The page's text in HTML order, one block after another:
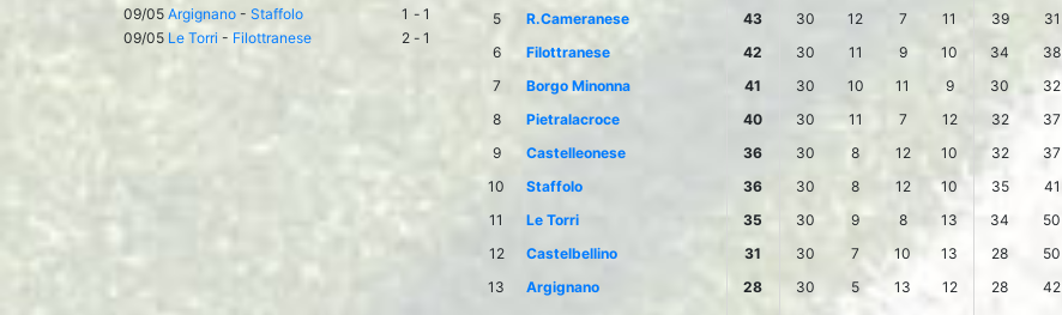
09/05 Argignano - Staffolo 1 - 1
09/05 Le Torri - Filottranese 2 - 1
5
R.Cameranese 43 30 12 7 11 39 31
6
Filottranese 42 30 11 9 10 34 38
7
Borgo Minonna 41 30 10 11 9 30 32
8
Pietralacroce 40 30 11 7 12 32 37
9
Castelleonese 36 30 8 12 10 32 37
10
Staffolo 36 30 8 12 10 35 41
11
Le Torri 35 30 9 8 13 34 50
12
Castelbellino 31 30 7 10 13 28 50
13
Argignano 28 30 5 13 12 28 42